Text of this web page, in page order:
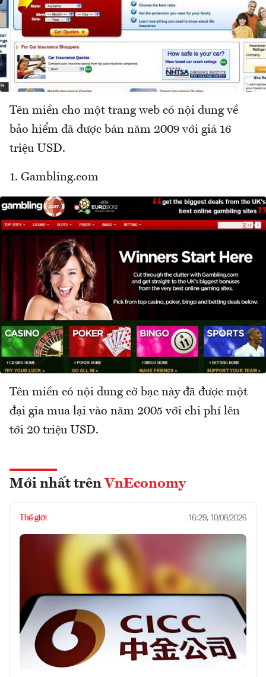
Tên miền cho một trang web có nội dung về
bảo hiểm đã được bán năm 2009 với giá 16
triệu USD.
1. Gambling.com
Tên miền có nội dung cờ bạc này đã được một
đại gia mua lại vào năm 2005 với chi phí lên
tới 20 triệu USD.
Mới nhất trên VnEconomy
Thế giới 16:29, 10/08/2026